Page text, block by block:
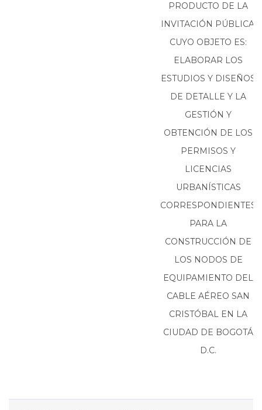
PRODUCTO DE LA
INVITACIÓN PÚBLICA,
CUYO OBJETO ES:
ELABORAR LOS
ESTUDIOS Y DISEÑOS
DE DETALLE Y LA
GESTIÓN Y
OBTENCIÓN DE LOS
PERMISOS Y
LICENCIAS
URBANÍSTICAS
CORRESPONDIENTES
PARA LA
CONSTRUCCIÓN DE
LOS NODOS DE
EQUIPAMIENTO DEL
CABLE AÉREO SAN
CRISTÓBAL EN LA
CIUDAD DE BOGOTÁ
D.C.